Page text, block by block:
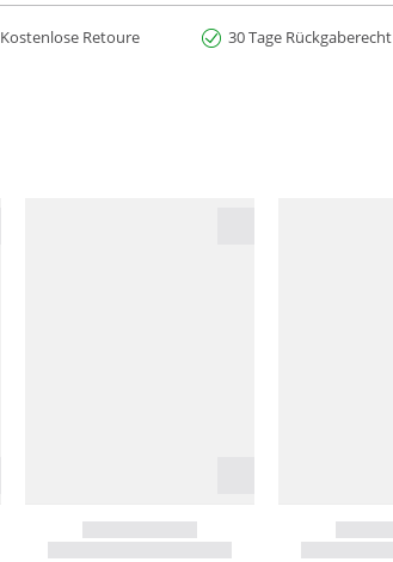
Kostenlose Retoure 30 Tage Rückgaberecht